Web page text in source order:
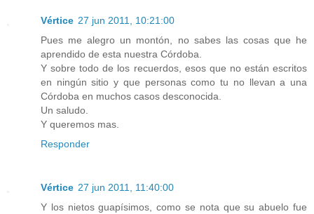
Vértice 27 jun 2011, 10:21:00
Pues me alegro un montón, no sabes las cosas que he
aprendido de esta nuestra Córdoba.
Y sobre todo de los recuerdos, esos que no están escritos
en ningún sitio y que personas como tu no llevan a una
Córdoba en muchos casos desconocida.
Un saludo.
Y queremos mas.
Responder
Vértice 27 jun 2011, 11:40:00
Y los nietos guapísimos, como se nota que su abuelo fue